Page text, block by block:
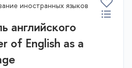
иностранных языков
английского
of English as a